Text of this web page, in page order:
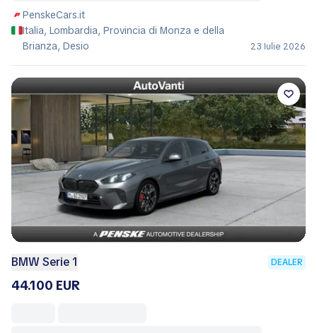
PenskeCars.it
Italia, Lombardia, Provincia di Monza e della
Brianza, Desio
23 Iulie 2026
BMW Serie 1 DEALER
44.100 EUR